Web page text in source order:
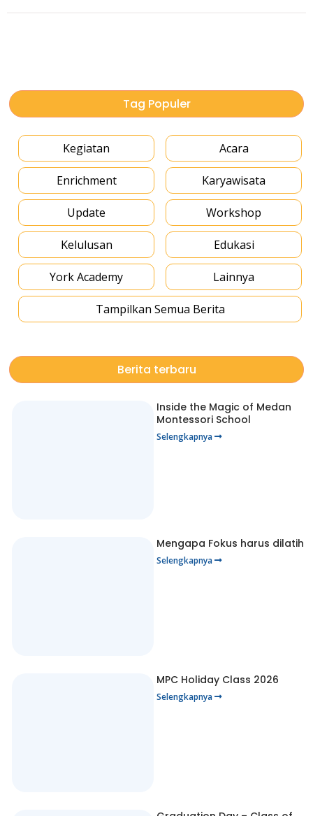
Tag Populer
Kegiatan Acara
Enrichment Karyawisata
Update Workshop
Kelulusan Edukasi
York Academy Lainnya
Tampilkan Semua Berita
Berita terbaru
Inside the Magic of Medan
Montessori School
Selengkapnya
Mengapa Fokus harus dilatih
Selengkapnya
MPC Holiday Class 2026
Selengkapnya